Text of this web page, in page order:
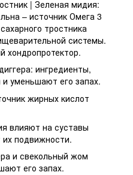
| Зеленая мидия:
– источник Омега 3
тростника
системы.
хондропротектор.
ингредиенты,
уменьшают его запах.
жирных кислот
влияют на суставы
подвижности.
и свекольный жом
его запах.